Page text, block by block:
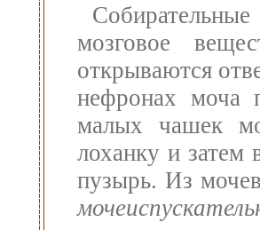
мозговое
открываются
нефронах моча
малых чашек
лоханку и затем
пузырь. Из